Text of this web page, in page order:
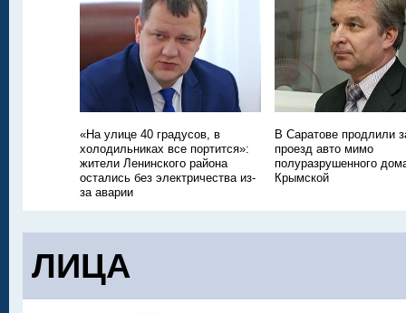
«На улице 40 градусов, в
холодильниках все портится»:
жители Ленинского района
остались без электричества из-
за аварии
В Саратове продлили
проезд авто мимо
полуразрушенного
Крымской
ЛИЦА